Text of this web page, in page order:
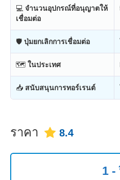
💻 จำนวนอุปกรณ์ที่อนุญาตให้
เชื่อมต่อ
🛡 ปุ่มยกเลิกการเชื่อมต่อ
🗺 ในประเทศ
📥 สนับสนุนการทอร์เรนต์
ราคา 8.4
1 -